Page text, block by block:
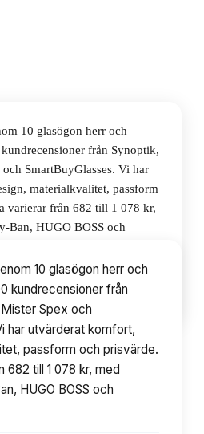
10 glasögon herr och
från Synoptik,
SmartBuyGlasses. Vi har
materialkvalitet, passform
varierar från 682 till 1 078 kr,
Ban, HUGO BOSS och
10avsnitt
10 glasögon herr och
kundrecensioner från
Spex och
har utvärderat komfort,
passform och prisvärde.
682 till 1 078 kr, med
HUGO BOSS och